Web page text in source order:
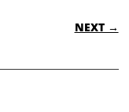
NEXT →